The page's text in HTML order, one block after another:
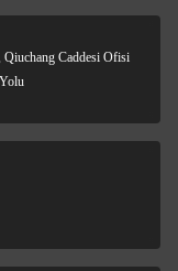
Caddesi Ofisi